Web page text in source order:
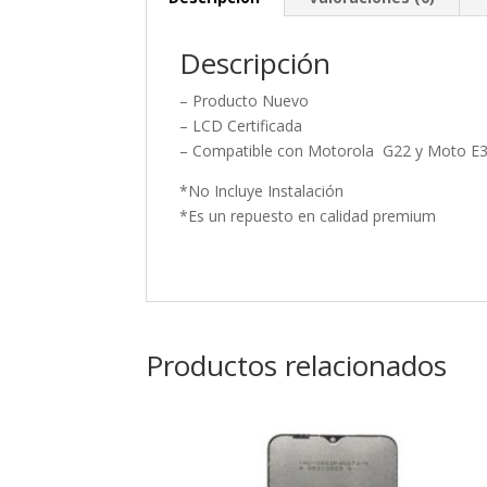
Descripción
– Producto Nuevo
– LCD Certificada
– Compatible con Motorola G22 y Moto
*No Incluye Instalación
*Es un repuesto en calidad premium
Productos relacionados